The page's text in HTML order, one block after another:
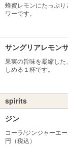
蜂蜜レモンにたっぷ
ワーです。
サングリアレモン
果実の旨味を凝縮し
しめる１杯です。
spirits
ジン
コーラ/ジンジャーエ
円（税込）